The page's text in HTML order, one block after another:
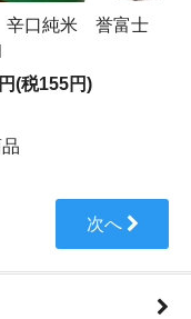
口純米 誉富士
(税155円)
次へ